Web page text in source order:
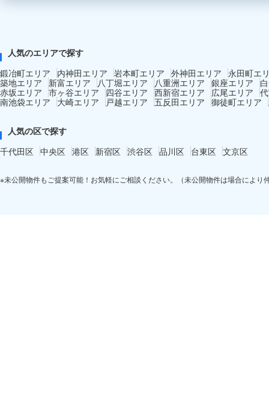
人気のエリアで探す
鍛冶町エリア
内神田エリア 岩本町エリア 外神田エリア
永田町エ
築地エリア
新富エリア 八丁堀エリア 八重洲エリア 銀座エリア
赤坂エリア 市ヶ谷エリア 四谷エリア 西新宿エリア 広尾エリア
南池袋エリア
大崎エリア 戸越エリア 五反田エリア 御徒町エリア
人気の区で探す
千代田区 中央区 港区 新宿区 渋谷区 品川区 台東区 文京区
※未公開物件もご提案可能！お気軽にご相談ください。（未公開物件は場合により